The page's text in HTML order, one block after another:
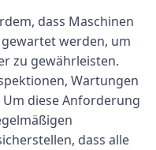
dass Maschinen
werden, um
zu gewährleisten.
Wartungen
diese Anforderung
dass alle